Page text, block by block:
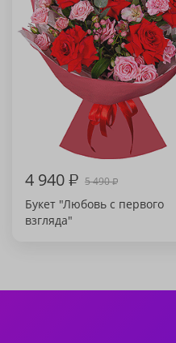
4 940₽ 5 490₽
Букет "Любовь с первого
взгляда"